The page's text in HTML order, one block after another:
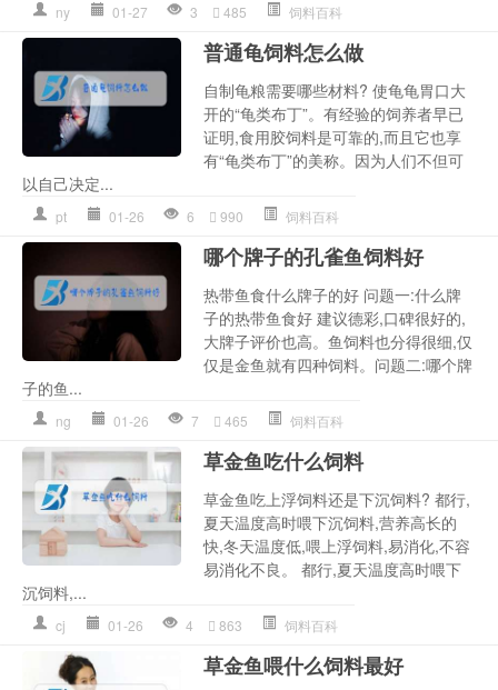
ny 01-27 3 485 饲料百科
普通龟饲料怎么做
自制龟粮需要哪些材料? 使龟龟胃口大
开的“龟类布丁”。有经验的饲养者早已
证明,食用胶饲料是可靠的,而且它也享
有“龟类布丁”的美称。因为人们不但可
以自己决定...
pt 01-26 6 990 饲料百科
哪个牌子的孔雀鱼饲料好
热带鱼食什么牌子的好 问题一:什么牌
子的热带鱼食好 建议德彩,口碑很好的,
大牌子评价也高。鱼饲料也分得很细,仅
仅是金鱼就有四种饲料。问题二:哪个牌
子的鱼...
ng 01-26 7 465 饲料百科
草金鱼吃什么饲料
草金鱼吃上浮饲料还是下沉饲料? 都行,
夏天温度高时喂下沉饲料,营养高长的
快,冬天温度低,喂上浮饲料,易消化,不容
易消化不良。 都行,夏天温度高时喂下
沉饲料,...
cj 01-26 4 863 饲料百科
草金鱼喂什么饲料最好